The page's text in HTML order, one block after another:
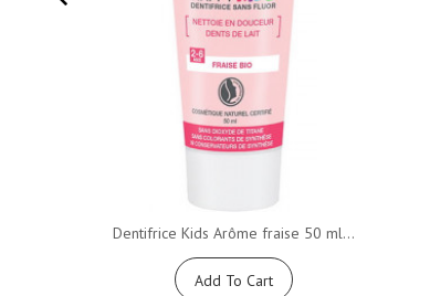
Dentifrice Kids Arôme fraise 50 ml...
Add To Cart